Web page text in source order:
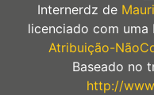
Internerdz de
licenciado com uma
Atribuição-
Baseado no
http://